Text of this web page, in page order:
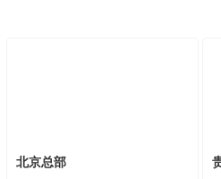
北京总部